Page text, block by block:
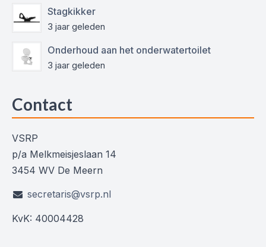
Stagkikker
3 jaar geleden
Onderhoud aan het onderwatertoilet
3 jaar geleden
Contact
VSRP
p/a Melkmeisjeslaan 14
3454 WV De Meern
secretaris@vsrp.nl
KvK: 40004428